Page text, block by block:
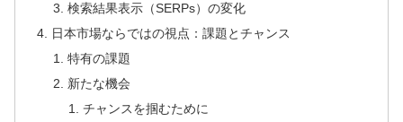
検索結果表示（SERPs）の変化
日本市場ならではの視点：課題とチャンス
特有の課題
新たな機会
チャンスを掴むために